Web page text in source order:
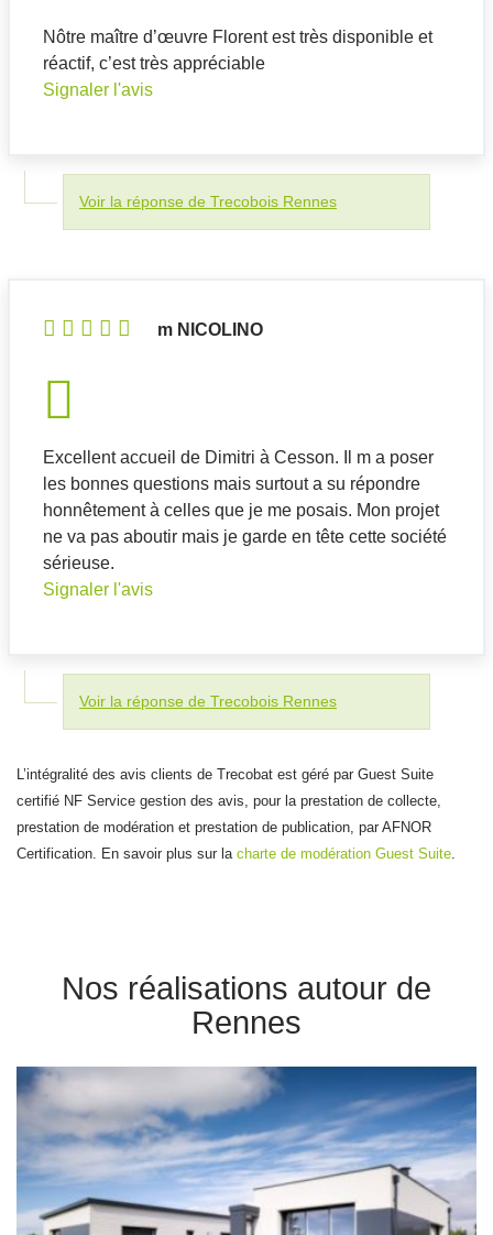
Nôtre maître d’œuvre Florent est très disponible et
réactif, c’est très appréciable
Signaler l'avis
Voir la réponse de Trecobois Rennes
m NICOLINO
Excellent accueil de Dimitri à Cesson. Il m a poser
les bonnes questions mais surtout a su répondre
honnêtement à celles que je me posais. Mon projet
ne va pas aboutir mais je garde en tête cette société
sérieuse.
Signaler l'avis
Voir la réponse de Trecobois Rennes
L’intégralité des avis clients de Trecobat est géré par Guest Suite
certifié NF Service gestion des avis, pour la prestation de collecte,
prestation de modération et prestation de publication, par AFNOR
Certification. En savoir plus sur la charte de modération Guest Suite.
Nos réalisations autour de
Rennes